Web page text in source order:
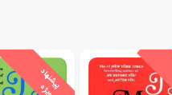
پ
ی
ش
ن
ه
ا
د
و
ی
ژ
ه